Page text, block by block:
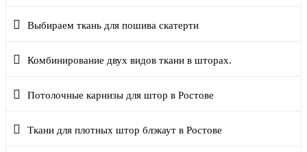
Выбираем ткань для пошива скатерти
Комбинирование двух видов ткани в шторах.
Потолочные карнизы для штор в Ростове
Ткани для плотных штор блэкаут в Ростове